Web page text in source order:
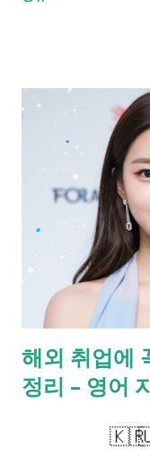
큰 도움이 됩니다. Q.
양보호사, 제과제빵
과 연계가 뛰어납니
를 여는 열쇠입니다.
금 바로 시작해보세
50~60대는 은퇴 이
는 중요한 시점입니다
서의 중장년층 수요가
실한 수단이 되고 있
하는 것을 넘어, 실질
발의 의미도 큽니다.
리랜서 형태의 수입을
해외 취업에
정리 – 영어
🇰🇷